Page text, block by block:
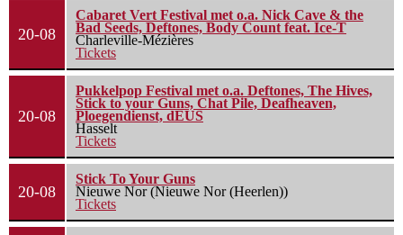
20-08
Cabaret Vert Festival met o.a. Nick Cave & the
Bad Seeds, Deftones, Body Count feat. Ice-T
Charleville-Mézières
Tickets
20-08
Pukkelpop Festival met o.a. Deftones, The Hives,
Stick to your Guns, Chat Pile, Deafheaven,
Ploegendienst, dEUS
Hasselt
Tickets
20-08
Stick To Your Guns
Nieuwe Nor (Nieuwe Nor (Heerlen))
Tickets